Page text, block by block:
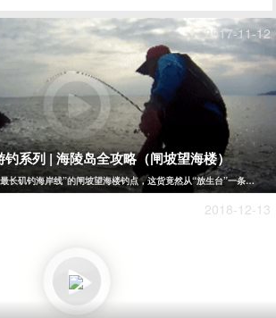
2017-11-12
钓系列 | 海陵岛全攻略（闸坡望海楼）
长矶钓海岸线”的闸坡望海楼钓点，这货竟然从“放生台”一条栈道
2018-12-13